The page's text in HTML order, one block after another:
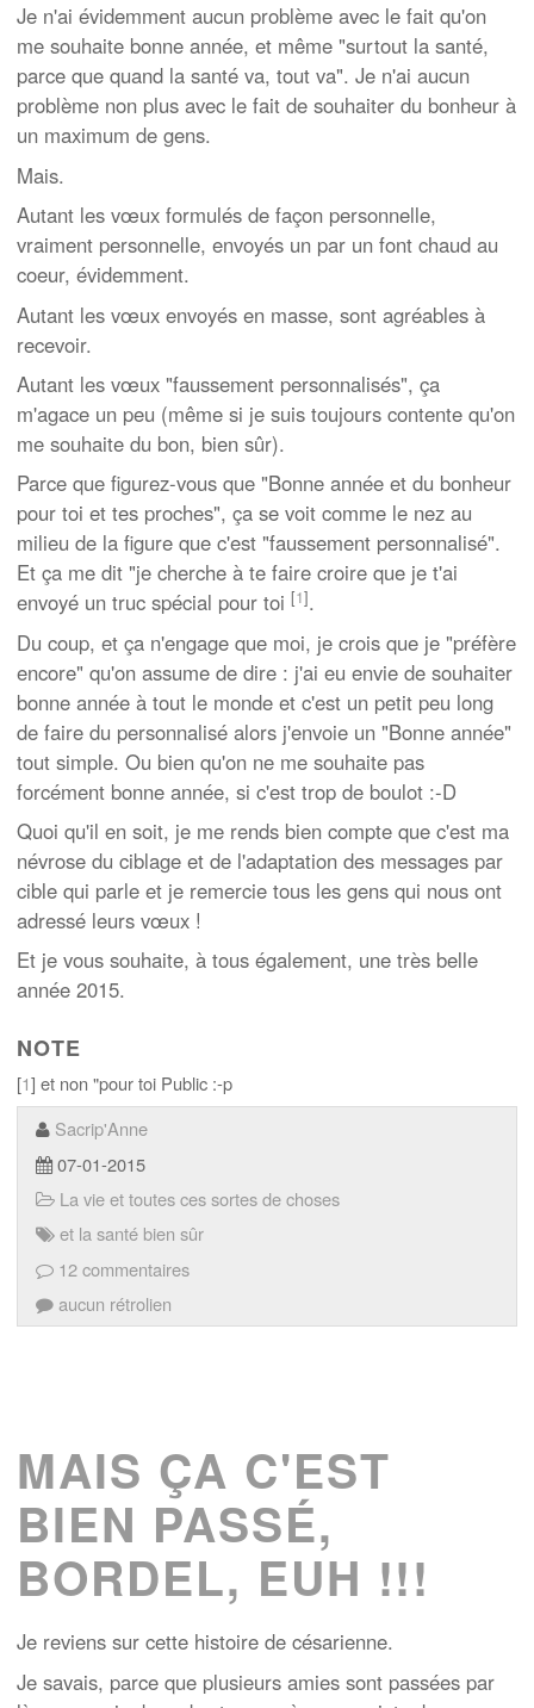
Je n'ai évidemment aucun problème avec le fait qu'on
me souhaite bonne année, et même "surtout la santé,
parce que quand la santé va, tout va". Je n'ai aucun
problème non plus avec le fait de souhaiter du bonheur à
un maximum de gens.
Mais.
Autant les vœux formulés de façon personnelle,
vraiment personnelle, envoyés un par un font chaud au
coeur, évidemment.
Autant les vœux envoyés en masse, sont agréables à
recevoir.
Autant les vœux "faussement personnalisés", ça
m'agace un peu (même si je suis toujours contente qu'on
me souhaite du bon, bien sûr).
Parce que figurez-vous que "Bonne année et du bonheur
pour toi et tes proches", ça se voit comme le nez au
milieu de la figure que c'est "faussement personnalisé".
Et ça me dit "je cherche à te faire croire que je t'ai
envoyé un truc spécial pour toi [1].
Du coup, et ça n'engage que moi, je crois que je "préfère
encore" qu'on assume de dire : j'ai eu envie de souhaiter
bonne année à tout le monde et c'est un petit peu long
de faire du personnalisé alors j'envoie un "Bonne année"
tout simple. Ou bien qu'on ne me souhaite pas
forcément bonne année, si c'est trop de boulot :-D
Quoi qu'il en soit, je me rends bien compte que c'est ma
névrose du ciblage et de l'adaptation des messages par
cible qui parle et je remercie tous les gens qui nous ont
adressé leurs vœux !
Et je vous souhaite, à tous également, une très belle
année 2015.
NOTE
[1] et non "pour toi Public :-p
Sacrip'Anne
07-01-2015
La vie et toutes ces sortes de choses
et la santé bien sûr
12 commentaires
aucun rétrolien
MAIS ÇA C'EST
BIEN PASSÉ,
BORDEL, EUH !!!
Je reviens sur cette histoire de césarienne.
Je savais, parce que plusieurs amies sont passées par